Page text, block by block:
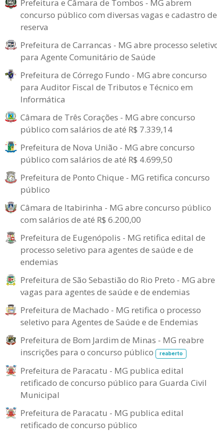
Prefeitura e Câmara de Tombos - MG abrem
concurso público com diversas vagas e cadastro de
reserva
Prefeitura de Carrancas - MG abre processo
para Agente Comunitário de Saúde
Prefeitura de Córrego Fundo - MG abre concurso
para Auditor Fiscal de Tributos e Técnico em
Informática
Câmara de Três Corações - MG abre concurso
público com salários de até R$ 7.339,14
Prefeitura de Nova União - MG abre concurso
público com salários de até R$ 4.699,50
Prefeitura de Ponto Chique - MG retifica concurso
público
Câmara de Itabirinha - MG abre concurso público
com salários de até R$ 6.200,00
Prefeitura de Eugenópolis - MG retifica edital de
processo seletivo para agentes de saúde e de
endemias
Prefeitura de São Sebastião do Rio Preto - MG abre
vagas para agentes de saúde e de endemias
Prefeitura de Machado - MG retifica o processo
seletivo para Agentes de Saúde e de Endemias
Prefeitura de Bom Jardim de Minas - MG reabre
inscrições para o concurso público
reaberto
Prefeitura de Paracatu - MG publica edital
retificado de concurso público para Guarda Civil
Municipal
Prefeitura de Paracatu - MG publica edital
retificado de concurso público